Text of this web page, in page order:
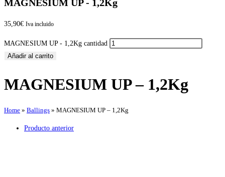
MAGNESIUM UP - 1,2Kg
35,90€ Iva incluido
MAGNESIUM UP - 1,2Kg cantidad
Añadir al carrito
MAGNESIUM UP – 1,2Kg
Home » Ballings » MAGNESIUM UP – 1,2Kg
Producto anterior